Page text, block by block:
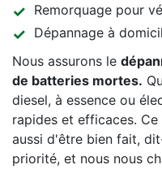
Remorquage pour
Dépannage à
Nous assurons le
de batteries mortes.
diesel, à essence ou
rapides et efficaces.
aussi d'être bien fait,
priorité, et nous nous